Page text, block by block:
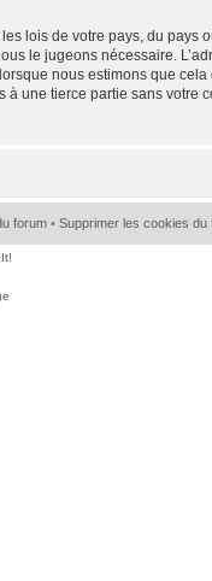
lois de votre pays, du pays
le jugeons nécessaire.
nous estimons que
une tierce partie sans votre
forum • Supprimer les cookies du